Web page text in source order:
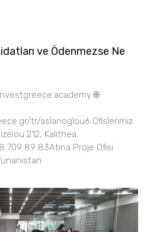
ve Ödenmezse Ne
🌐
tr/aslanoglou6 Ofislerimiz
212, Kalithea,
709 89 83Atina Proje Ofisi